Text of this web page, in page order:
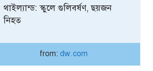
থাইল্যান্ড: স্কুলে গুলিবর্ষণ, ছয়জন
নিহত
from: dw.com